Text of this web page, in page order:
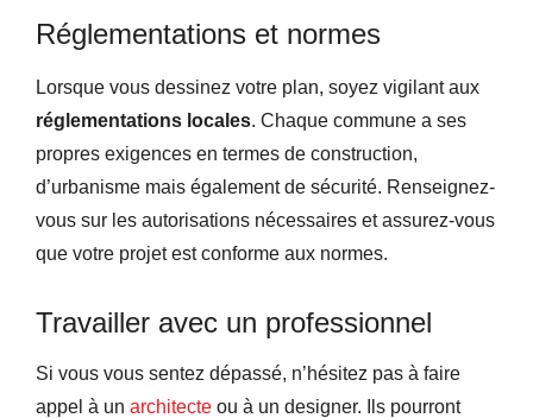
Réglementations et normes
Lorsque vous dessinez votre plan, soyez vigilant aux
réglementations locales. Chaque commune a ses
propres exigences en termes de construction,
d’urbanisme mais également de sécurité. Renseignez-
vous sur les autorisations nécessaires et assurez-vous
que votre projet est conforme aux normes.
Travailler avec un professionnel
Si vous vous sentez dépassé, n’hésitez pas à faire
appel à un architecte ou à un designer. Ils pourront